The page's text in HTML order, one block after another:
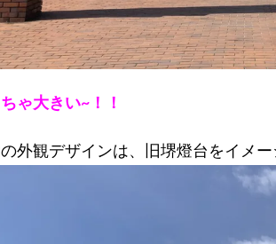
ゃ大きい~！！
外観デザインは、旧堺燈台をイメ